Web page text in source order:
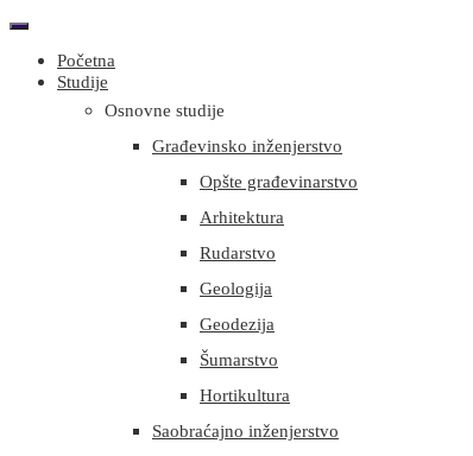
Početna
Studije
Osnovne studije
Građevinsko inženjerstvo
Opšte građevinarstvo
Arhitektura
Rudarstvo
Geologija
Geodezija
Šumarstvo
Hortikultura
Saobraćajno inženjerstvo